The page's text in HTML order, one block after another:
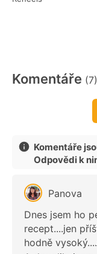
Komentáře (7)
Komentáře
Odpovědi k
Panova
Dnes jsem ho
recept....jen
hodně